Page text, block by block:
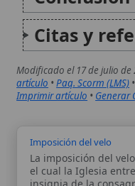
Autor:
Artículo
editorial de
del artículo
usando
de concilios,
la Iglesia.